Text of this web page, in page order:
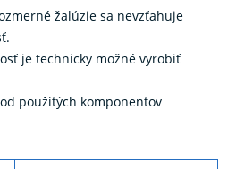
žalúzie sa nevzťahuje
je technicky možné vyrobiť
použitých komponentov